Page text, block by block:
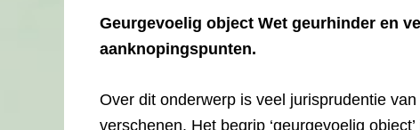
Geurgevoelig object Wet geurhinder en
aanknopingspunten.
Over dit onderwerp is veel jurisprudentie van
verschenen. Het begrip ‘geurgevoelig